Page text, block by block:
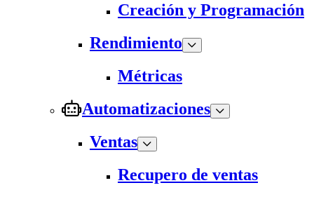
Creación y Programación
Rendimiento
Métricas
Automatizaciones
Ventas
Recupero de ventas